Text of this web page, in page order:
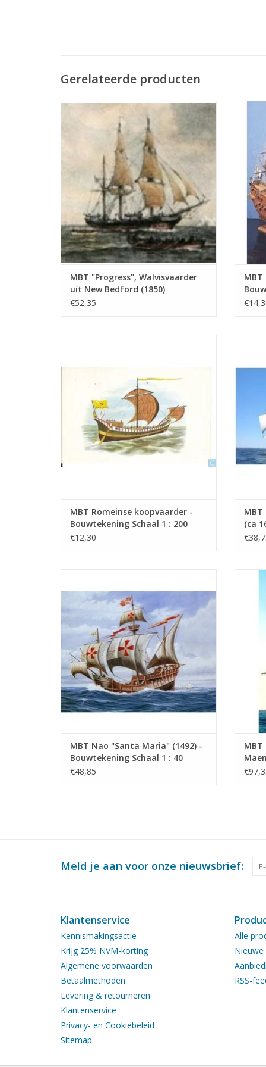
Gerelateerde producten
MBT "Progress", Walvisvaarder uit New
Bedford (1850) (barkgetuigd) -
Bouwtekening Schaal 1 : 48 (10.00.001) -
Print
TOEVOEGEN AAN WINKELWAGEN
MBT "Progress", Walvisvaarder
uit New Bedford (1850)
(barkgetuigd) - Bouwtekening
€52,35
uit
MBT Romeinse koopvaarder -
Bouwtekening Schaal 1 : 200
(10.00.005)
€12,30
(ca
1 : 50
TOEVOEGEN AAN WINKELWAGEN
MBT Nao "Santa Maria" (1492) -
Bouwtekening Schaal 1 : 40
(10.00.008)
€48,85
MBT
Meld je aan voor onze nieuwsbrief:
Klantenservice
Kennismakingsactie
Krijg 25% NVM-korting
Algemene voorwaarden
Betaalmethoden
Levering & retourneren
Klantenservice
Privacy- en Cookiebeleid
Sitemap
Alle
RSS-